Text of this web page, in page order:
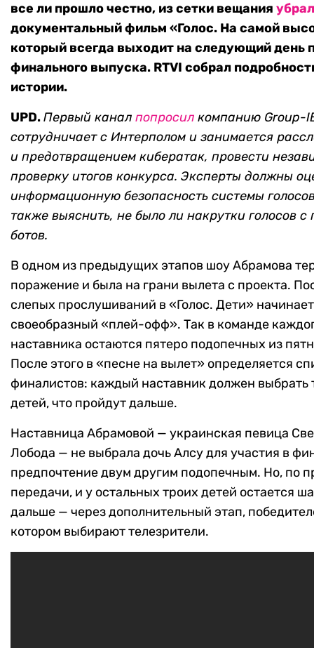
все ли прошло честно, из сетки вещания
документальный фильм «Голос. На самой
который всегда выходит на следующий день
финального выпуска. RTVI собрал
истории.
UPD.Первый канал попросил компанию Group-
сотрудничает с Интерполом и занимается
и предотвращением кибератак, провести
проверку итогов конкурса. Эксперты должны
информационную безопасность системы
также выяснить, не было ли накрутки голосов
ботов.
В одном из предыдущих этапов шоу Абрамова
поражение и была на грани вылета с проекта.
слепых прослушиваний в «Голос. Дети»
своеобразный «плей-офф». Так в команде
наставника остаются пятеро подопечных из
После этого в «песне на вылет» определяется
финалистов: каждый наставник должен выбрать
детей, что пройдут дальше.
Наставница Абрамовой — украинская певица
Лобода — не выбрала дочь Алсу для участия в
предпочтение двум другим подопечным. Но, по
передачи, и у остальных троих детей остается
дальше — через дополнительный этап,
котором выбирают телезрители.